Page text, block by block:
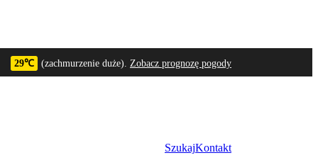
29℃ (zachmurzenie duże). Zobacz prognozę pogody
SzukajKontakt